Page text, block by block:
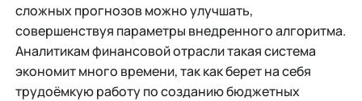
сложных прогнозов можно улучшать,
совершенствуя параметры внедренного алгоритма.
Аналитикам финансовой отрасли такая система
экономит много времени, так как берет на себя
трудоёмкую работу по созданию бюджетных